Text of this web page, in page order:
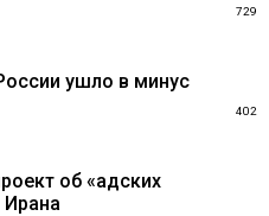
729
ушло в минус
402
об «адских
Ирана